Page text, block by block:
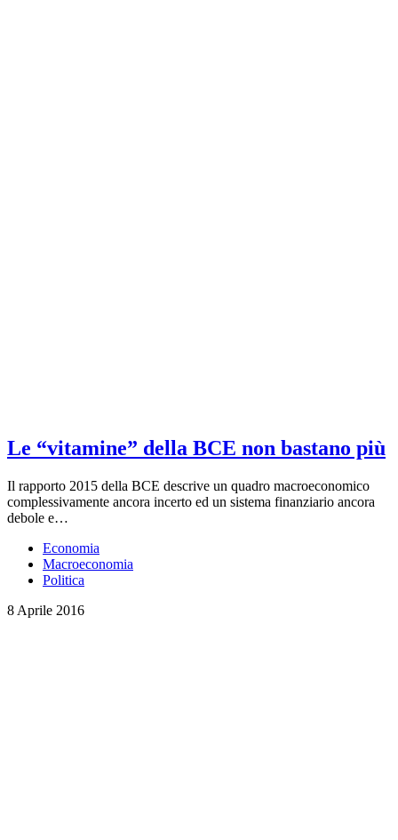
Le “vitamine” della BCE non bastano più
Il rapporto 2015 della BCE descrive un quadro macroeconomico
complessivamente ancora incerto ed un sistema finanziario ancora
debole e…
Economia
Macroeconomia
Politica
8 Aprile 2016